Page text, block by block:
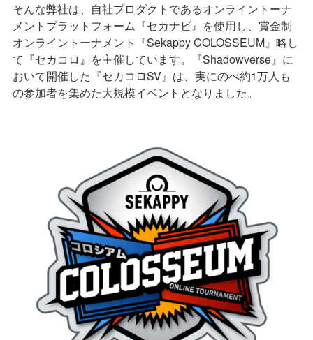
そんな弊社は、自社プロダクトであるオンライントーナ
メントプラットフォーム『セカナビ』を使用し、賞金制
オンライントーナメント『Sekappy COLOSSEUM』略し
て『セカコロ』を主催しています。『Shadowverse』に
おいて開催した『セカコロSV』は、実にのべ約1万人も
の参加者を集めた大規模イベントとなりました。